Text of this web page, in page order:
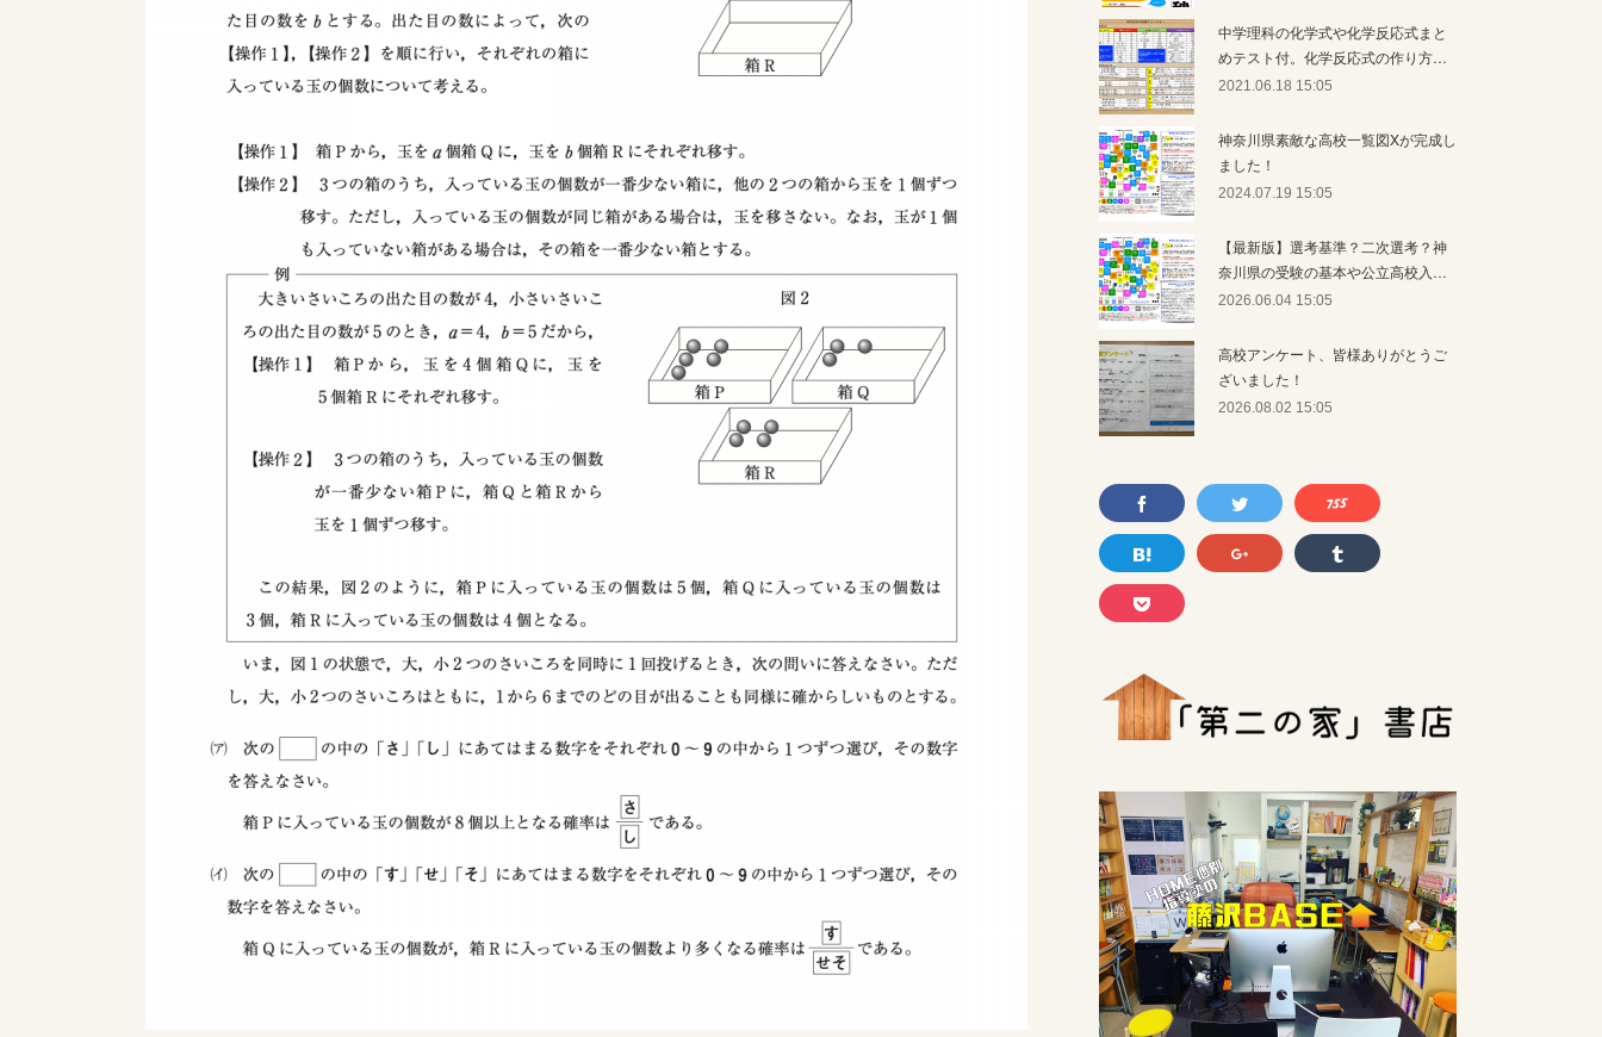
中学理科の化学式や化学反応式まと
めテスト付。化学反応式の作り方…
2021.06.18 15:05
神奈川県素敵な高校一覧図Xが完成し
ました！
2024.07.19 15:05
【最新版】選考基準？二次選考？神
奈川県の受験の基本や公立高校入…
2026.06.04 15:05
高校アンケート、皆様ありがとうご
ざいました！
2026.08.02 15:05